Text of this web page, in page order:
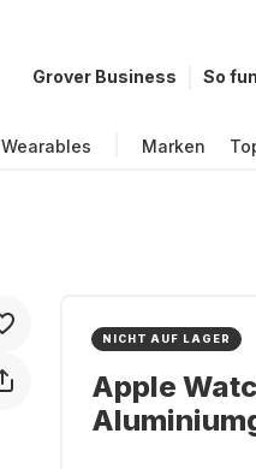
Grover Business So
Wearables Marken
NICHT AUF LAGER
Apple